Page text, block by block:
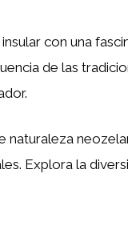
con una
de las
naturaleza
Explora la